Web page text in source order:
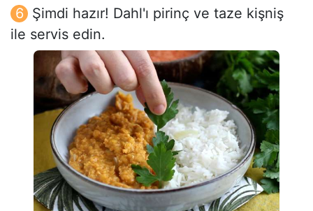
Şimdi hazır! Dahl'ı pirinç ve taze kişniş
ile servis edin.